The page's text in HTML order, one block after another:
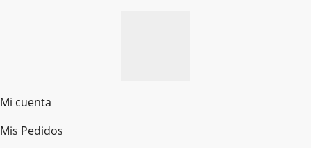
Mi cuenta
Mis Pedidos